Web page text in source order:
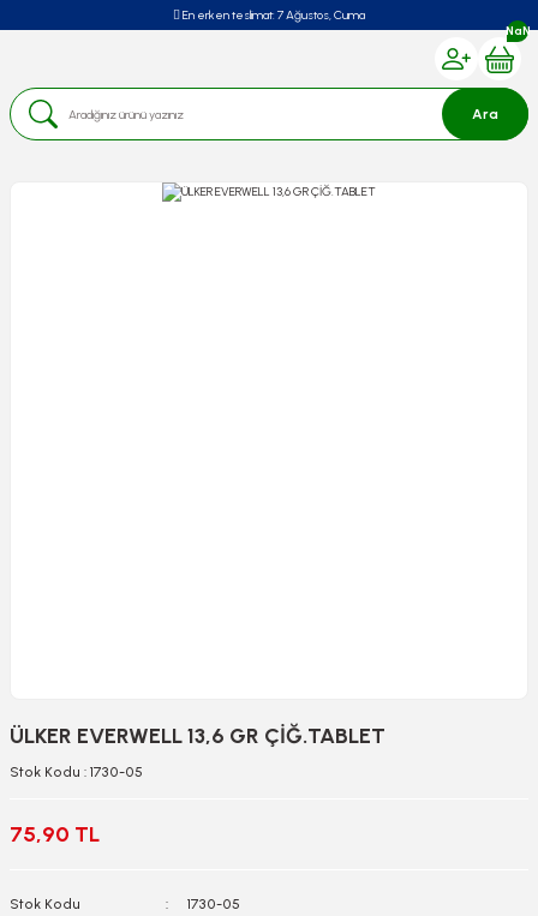
En erken teslimat: 7 Ağustos, Cuma
Ara
NaN
ÜLKER EVERWELL 13,6 GR ÇİĞ.TABLET
Stok Kodu : 1730-05
75,90 TL
Stok Kodu
1730-05